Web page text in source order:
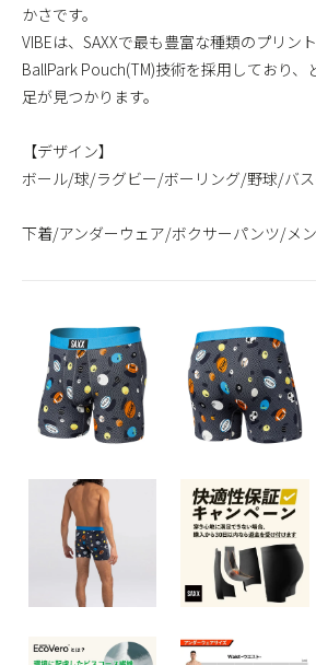
かさです。
VIBEは、SAXXで最も豊富な種類のプリン
BallPark Pouch(TM)技術を採用しており
足が見つかります。
【デザイン】
ボール/球/ラグビー/ボーリング/野球/バ
下着/アンダーウェア/ボクサーパンツ/メ